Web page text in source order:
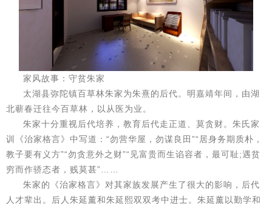
家风故事：守贫朱家
太湖县弥陀镇百草林朱家为朱熹的后代。明嘉靖年间，由湖
北蕲春迁往今百草林，以从医为业。
朱家十分重视后代培养，教育后代走正道、莫贪财。朱氏家
训《治家格言》中写道：“勿营华屋，勿谋良田”“居身务期质朴，
教子要有义方”“勿贪意外之财”“见富贵而生谄容者，最可耻;遇贫
穷而作骄态者，贱莫甚”……
朱家的《治家格言》对其家族发展产生了很大的影响，后代
人才辈出。后人朱延薰和朱延熙双双考中进士。朱延薰以勤学和